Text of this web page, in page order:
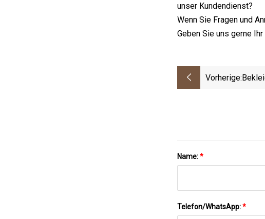
unser Kundendienst?
Wenn Sie Fragen und
Geben Sie uns gerne
Vorherige:
Name:*
Telefon/WhatsApp:*